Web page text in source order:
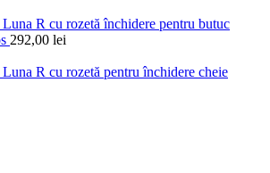
R cu rozetă închidere pentru butuc
292,00 lei
R cu rozetă pentru închidere cheie